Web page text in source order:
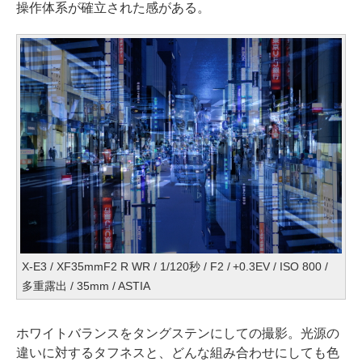
操作体系が確立された感がある。
X-E3 / XF35mmF2 R WR / 1/120秒 / F2 / +0.3EV / ISO 800 /
多重露出 / 35mm / ASTIA
ホワイトバランスをタングステンにしての撮影。光源の
違いに対するタフネスと、どんな組み合わせにしても色